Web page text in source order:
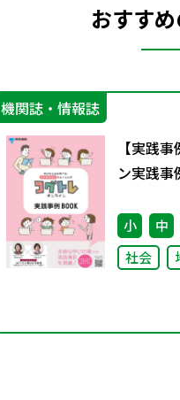
おすす
機関誌・情報誌
【実践
ン実践事
小 中
社会